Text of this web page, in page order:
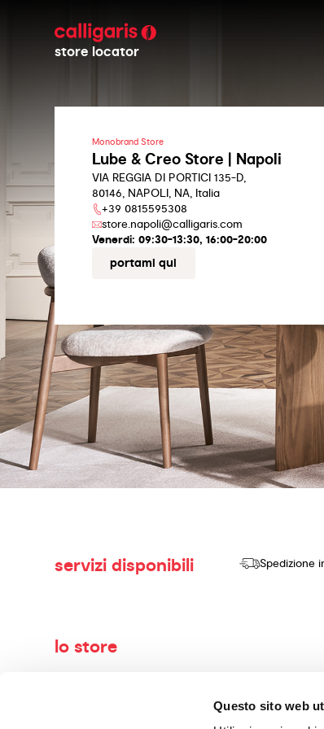
Questo sito web
store locator
Monobrand Store
Lube & Creo Store | Napoli
VIA REGGIA DI PORTICI 135-D,
80146, NAPOLI, NA, Italia
+39 0815595308
store.napoli@calligaris.com
Venerdi: 09:30-13:30, 16:00-20:00
portami qui
servizi disponibili Spedizione
lo store
Benvenuti nel mondo di Calligaris, il tuo negozio
vendere prodotti di alta qualità, design innovativo